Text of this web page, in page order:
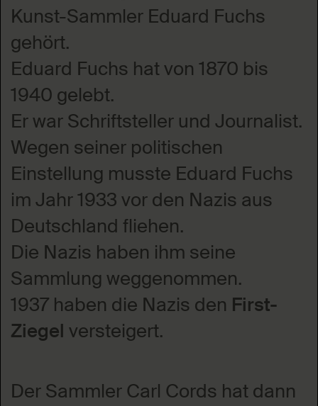
Kunst-Sammler Eduard Fuchs
gehört.
Eduard Fuchs hat von 1870 bis
1940 gelebt.
Er war Schriftsteller und Journalist.
Wegen seiner politischen
Einstellung musste Eduard Fuchs
im Jahr 1933 vor den Nazis aus
Deutschland fliehen.
Die Nazis haben ihm seine
Sammlung weggenommen.
1937 haben die Nazis den First-
Ziegel versteigert.
Der Sammler Carl Cords hat dann